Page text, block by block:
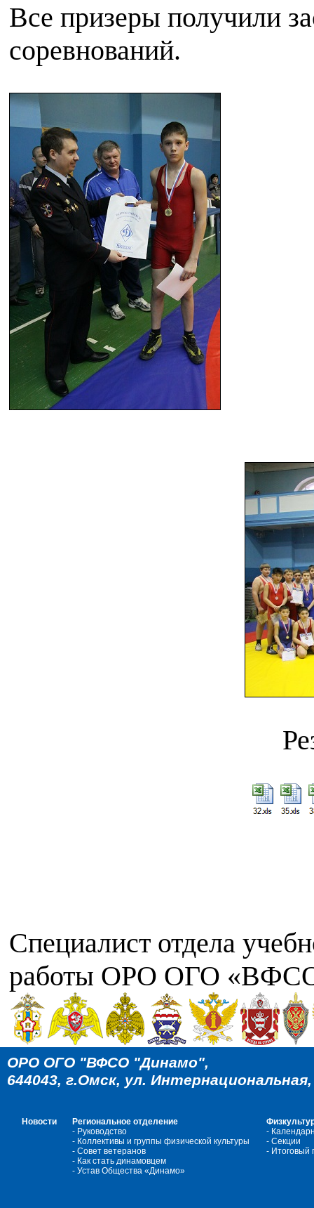
Все призеры получили
соревнований.
Специалист отдела
работы ОРО ОГО «ВФСО
ОРО ОГО "ВФСО "Динамо",
644043, г.Омск, ул.
Новости
Региональное отделение
- Руководство
- Коллективы и группы физической культуры
- Совет ветеранов
- Как стать динамовцем
- Устав Общества «Динамо»
-
- Cекции
- Итоговый